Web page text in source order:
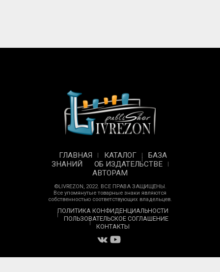
ГЛАВНАЯ КАТАЛОГ
БАЗА
ЗНАНИЙ
ОБ ИЗДАТЕЛЬСТВЕ
АВТОРАМ
©LIVREZON, 2022. ВСЕ ПРАВА ЗАЩИЩЕНЫ.
Все упомянутые товарные знаки являются
собственностью соответствующих владельцев.
ПОЛИТИКА КОНФИДЕНЦИАЛЬНОСТИ
ПОЛЬЗОВАТЕЛЬСКОЕ СОГЛАШЕНИЕ
КОНТАКТЫ